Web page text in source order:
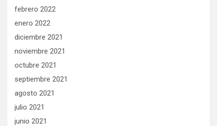
febrero 2022
enero 2022
diciembre 2021
noviembre 2021
octubre 2021
septiembre 2021
agosto 2021
julio 2021
junio 2021